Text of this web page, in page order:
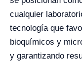
cualquier
tecnología que
bioquímicos y
y garantizando